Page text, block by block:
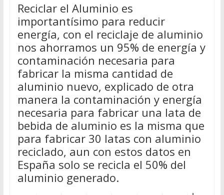
Reciclar el Aluminio es
importantísimo para reducir
energía, con el reciclaje de aluminio
nos ahorramos un 95% de energía y
contaminación necesaria para
fabricar la misma cantidad de
aluminio nuevo, explicado de otra
manera la contaminación y energía
necesaria para fabricar una lata de
bebida de aluminio es la misma que
para fabricar 30 latas con aluminio
reciclado, aun con estos datos en
España solo se recicla el 50% del
aluminio generado.